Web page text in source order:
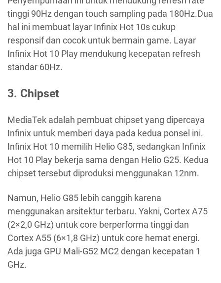
tinggi 90Hz dengan touch sampling pada 180Hz.Dua
hal ini membuat layar Infinix Hot 10s cukup
responsif dan cocok untuk bermain game. Layar
Infinix Hot 10 Play mendukung kecepatan refresh
standar 60Hz.
3. Chipset
MediaTek adalah pembuat chipset yang dipercaya
Infinix untuk memberi daya pada kedua ponsel ini.
Infinix Hot 10 memilih Helio G85, sedangkan Infinix
Hot 10 Play bekerja sama dengan Helio G25. Kedua
chipset tersebut diproduksi menggunakan 12nm.
Namun, Helio G85 lebih canggih karena
menggunakan arsitektur terbaru. Yakni, Cortex A75
(2×2,0 GHz) untuk core berperforma tinggi dan
Cortex A55 (6×1,8 GHz) untuk core hemat energi.
Ada juga GPU Mali-G52 MC2 dengan kecepatan 1
GHz.